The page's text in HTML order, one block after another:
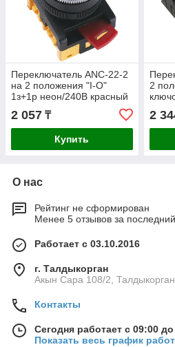
Переключатель АNС-22-2
на 2 положения "I-O"
1з+1р неон/240В красный
2 057 ₸
Купить
2
2
О нас
Рейтинг не сформирован
Менее 5 отзывов за
Работает с 03.10.2016
г. Талдыкорган
Акын Сара 108/2,
Контакты
Сегодня работает с 09:00
Показать весь график